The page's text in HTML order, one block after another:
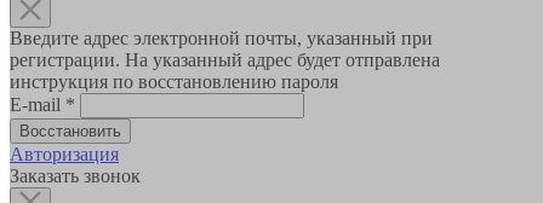
Введите адрес электронной почты, указанный при
регистрации. На указанный адрес будет отправлена
инструкция по восстановлению пароля
E-mail *
Авторизация
Заказать звонок